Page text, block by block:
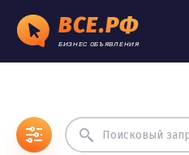
ВСЕ.РФ
БИЗНЕС ОБЪЯВЛЕНИЯ